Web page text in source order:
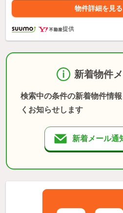
物件詳細を見る
提供
新着物件
検索中の条件の新着物件情
くお知らせします
新着メール通